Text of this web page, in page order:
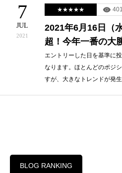
7
JUL
2021
★★★★★
2021年6月16日（
超！今年一番の大
エントリーした日を基準に
なります。ほとんどのポジ
すが、大きなトレンドが発
BLOG RANKING